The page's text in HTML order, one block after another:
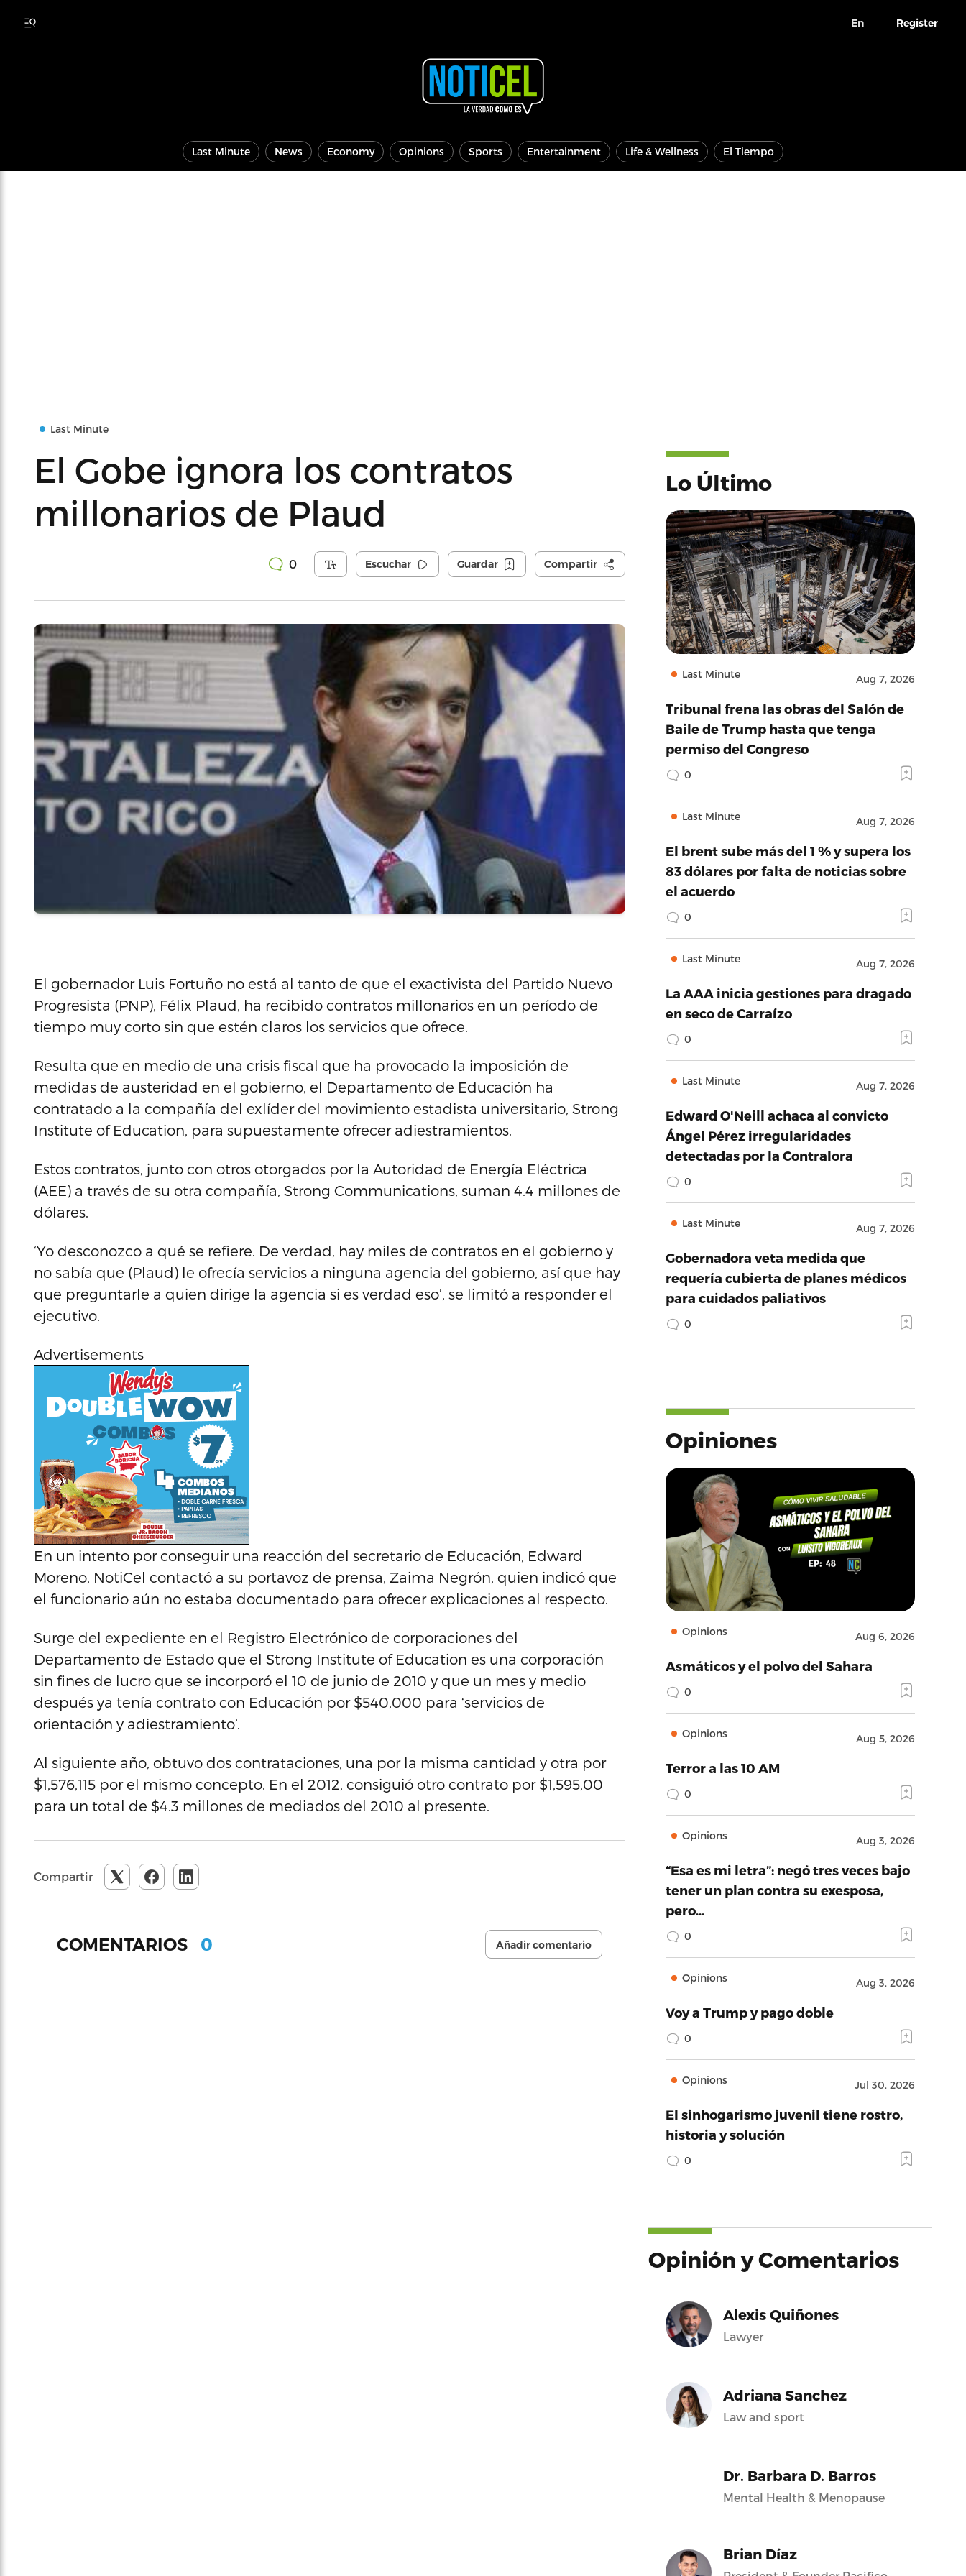
En Register
Last Minute News Economy Opinions Sports Entertainment Life & Wellness El Tiempo
Last Minute
El Gobe ignora los contratos
millonarios de Plaud
0 Escuchar Guardar Compartir
El gobernador Luis Fortuño no está al tanto de que el exactivista del Partido Nuevo
Progresista (PNP), Félix Plaud, ha recibido contratos millonarios en un período de
tiempo muy corto sin que estén claros los servicios que ofrece.
Resulta que en medio de una crisis fiscal que ha provocado la imposición de
medidas de austeridad en el gobierno, el Departamento de Educación ha
contratado a la compañía del exlíder del movimiento estadista universitario, Strong
Institute of Education, para supuestamente ofrecer adiestramientos.
Estos contratos, junto con otros otorgados por la Autoridad de Energía Eléctrica
(AEE) a través de su otra compañía, Strong Communications, suman 4.4 millones de
dólares.
‘Yo desconozco a qué se refiere. De verdad, hay miles de contratos en el gobierno y
no sabía que (Plaud) le ofrecía servicios a ninguna agencia del gobierno, así que hay
que preguntarle a quien dirige la agencia si es verdad eso’, se limitó a responder el
ejecutivo.
Advertisements
En un intento por conseguir una reacción del secretario de Educación, Edward
Moreno, NotiCel contactó a su portavoz de prensa, Zaima Negrón, quien indicó que
el funcionario aún no estaba documentado para ofrecer explicaciones al respecto.
Surge del expediente en el Registro Electrónico de corporaciones del
Departamento de Estado que el Strong Institute of Education es una corporación
sin fines de lucro que se incorporó el 10 de junio de 2010 y que un mes y medio
después ya tenía contrato con Educación por $540,000 para ‘servicios de
orientación y adiestramiento’.
Al siguiente año, obtuvo dos contrataciones, una por la misma cantidad y otra por
$1,576,115 por el mismo concepto. En el 2012, consiguió otro contrato por $1,595,00
para un total de $4.3 millones de mediados del 2010 al presente.
Compartir
COMENTARIOS 0 Añadir comentario
Lo Último
Last Minute Aug 7, 2026
Tribunal frena las obras del Salón de
Baile de Trump hasta que tenga
permiso del Congreso
0
Last Minute Aug 7, 2026
El brent sube más del 1 % y supera los
83 dólares por falta de noticias sobre
el acuerdo
0
Last Minute Aug 7, 2026
La AAA inicia gestiones para dragado
en seco de Carraízo
0
Last Minute Aug 7, 2026
Edward O'Neill achaca al convicto
Ángel Pérez irregularidades
detectadas por la Contralora
0
Last Minute Aug 7, 2026
Gobernadora veta medida que
requería cubierta de planes médicos
para cuidados paliativos
0
Opiniones
Opinions Aug 6, 2026
Asmáticos y el polvo del Sahara
0
Opinions Aug 5, 2026
Terror a las 10 AM
0
Opinions Aug 3, 2026
“Esa es mi letra”: negó tres veces bajo
tener un plan contra su exesposa,
pero…
0
Opinions Aug 3, 2026
Voy a Trump y pago doble
0
Opinions Jul 30, 2026
El sinhogarismo juvenil tiene rostro,
historia y solución
0
Opinión y Comentarios
Alexis Quiñones
Lawyer
Adriana Sanchez
Law and sport
Dr. Barbara D. Barros
Mental Health & Menopause
Brian Díaz